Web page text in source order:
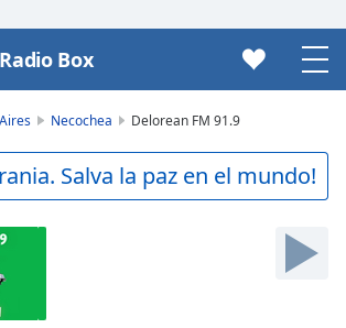
Box
Necochea Delorean FM 91.9
Salva la paz en el mundo!